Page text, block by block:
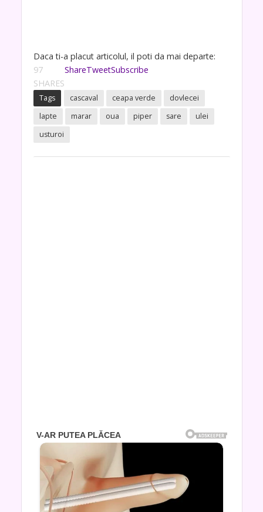
Daca ti-a placut articolul, il poti da mai departe:
97
SHARES
ShareTweetSubscribe
Tags cascaval ceapa verde
dovlecei
lapte
marar oua piper sare
ulei
usturoi